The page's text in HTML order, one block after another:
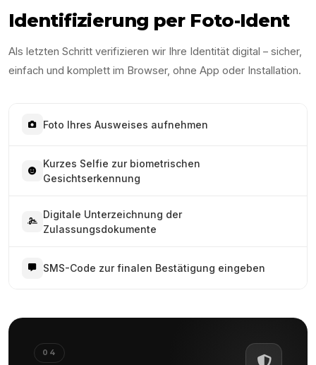
Identifizierung per Foto-Ident
Als letzten Schritt verifizieren wir Ihre Identität digital – sicher,
einfach und komplett im Browser, ohne App oder Installation.
Foto Ihres Ausweises aufnehmen
Kurzes Selfie zur biometrischen
Gesichtserkennung
Digitale Unterzeichnung der
Zulassungsdokumente
SMS-Code zur finalen Bestätigung eingeben
04